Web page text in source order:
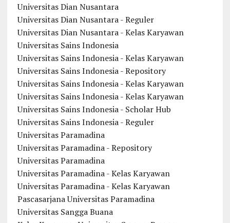
Universitas Dian Nusantara
Universitas Dian Nusantara - Reguler
Universitas Dian Nusantara - Kelas Karyawan
Universitas Sains Indonesia
Universitas Sains Indonesia - Kelas Karyawan
Universitas Sains Indonesia - Repository
Universitas Sains Indonesia - Kelas Karyawan
Universitas Sains Indonesia - Kelas Karyawan
Universitas Sains Indonesia - Scholar Hub
Universitas Sains Indonesia - Reguler
Universitas Paramadina
Universitas Paramadina - Repository
Universitas Paramadina
Universitas Paramadina - Kelas Karyawan
Universitas Paramadina - Kelas Karyawan
Pascasarjana Universitas Paramadina
Universitas Sangga Buana